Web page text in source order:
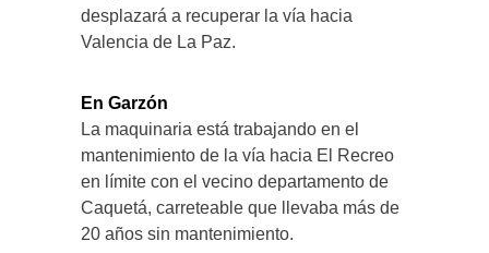
desplazará a recuperar la vía hacia
Valencia de La Paz.
En Garzón
La maquinaria está trabajando en el
mantenimiento de la vía hacia El Recreo
en límite con el vecino departamento de
Caquetá, carreteable que llevaba más de
20 años sin mantenimiento.